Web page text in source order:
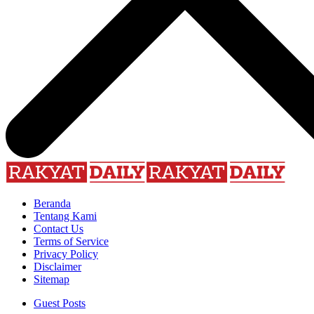
Beranda
Tentang Kami
Contact Us
Terms of Service
Privacy Policy
Disclaimer
Sitemap
Guest Posts